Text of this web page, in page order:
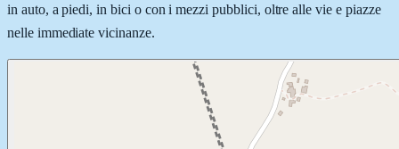
in auto, a piedi, in bici o con i mezzi pubblici, oltre alle vie e piazze
nelle immediate vicinanze.